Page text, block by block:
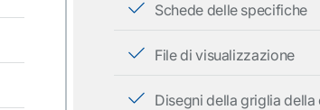
Schede delle specifiche
File di visualizzazione
Disegni della griglia della